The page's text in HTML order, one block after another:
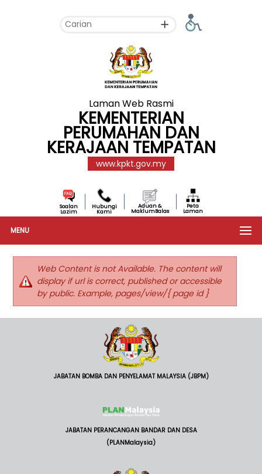
Laman Web Rasmi
KEMENTERIAN
PERUMAHAN DAN
KERAJAAN TEMPATAN
www.kpkt.gov.my
Soalan
Lazim
Hubungi
Kami
Aduan &
MaklumBalas
Peta
Laman
MENU
Web Content is not Available. The content will
display if url is correct, published or accessible
by public. Example, pages/view/{ page id }
JABATAN BOMBA DAN PENYELAMAT MALAYSIA (JBPM)
JABATAN PERANCANGAN BANDAR DAN DESA
(PLANMalaysia)